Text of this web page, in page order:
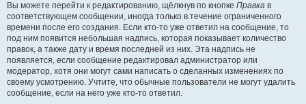
Вы можете перейти к редактированию, щёлкнув по кнопке Правка в
соответствующем сообщении, иногда только в течение ограниченного
времени после его создания. Если кто-то уже ответил на сообщение, то
под ним появится небольшая надпись, которая показывает количество
правок, а также дату и время последней из них. Эта надпись не
появляется, если сообщение редактировал администратор или
модератор, хотя они могут сами написать о сделанных изменениях по
своему усмотрению. Учтите, что обычные пользователи не могут удалить
сообщение, если на него уже кто-то ответил.